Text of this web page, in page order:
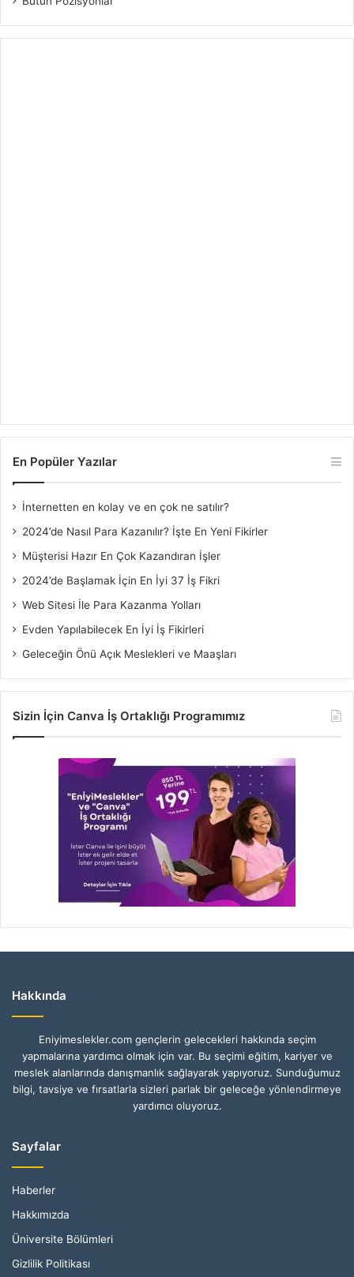
En Popüler Yazılar
İnternetten en kolay ve en çok ne satılır?
2024’de Nasıl Para Kazanılır? İşte En Yeni Fikirler
Müşterisi Hazır En Çok Kazandıran İşler
2024’de Başlamak İçin En İyi 37 İş Fikri
Web Sitesi İle Para Kazanma Yolları
Evden Yapılabilecek En İyi İş Fikirleri
Geleceğin Önü Açık Meslekleri ve Maaşları
Sizin İçin Canva İş Ortaklığı Programımız
Hakkında
Eniyimeslekler.com gençlerin gelecekleri hakkında seçim
yapmalarına yardımcı olmak için var. Bu seçimi eğitim, kariyer ve
meslek alanlarında danışmanlık sağlayarak yapıyoruz. Sunduğumuz
bilgi, tavsiye ve fırsatlarla sizleri parlak bir geleceğe yönlendirmeye
yardımcı oluyoruz.
Sayfalar
Haberler
Hakkımızda
Üniversite Bölümleri
Gizlilik Politikası